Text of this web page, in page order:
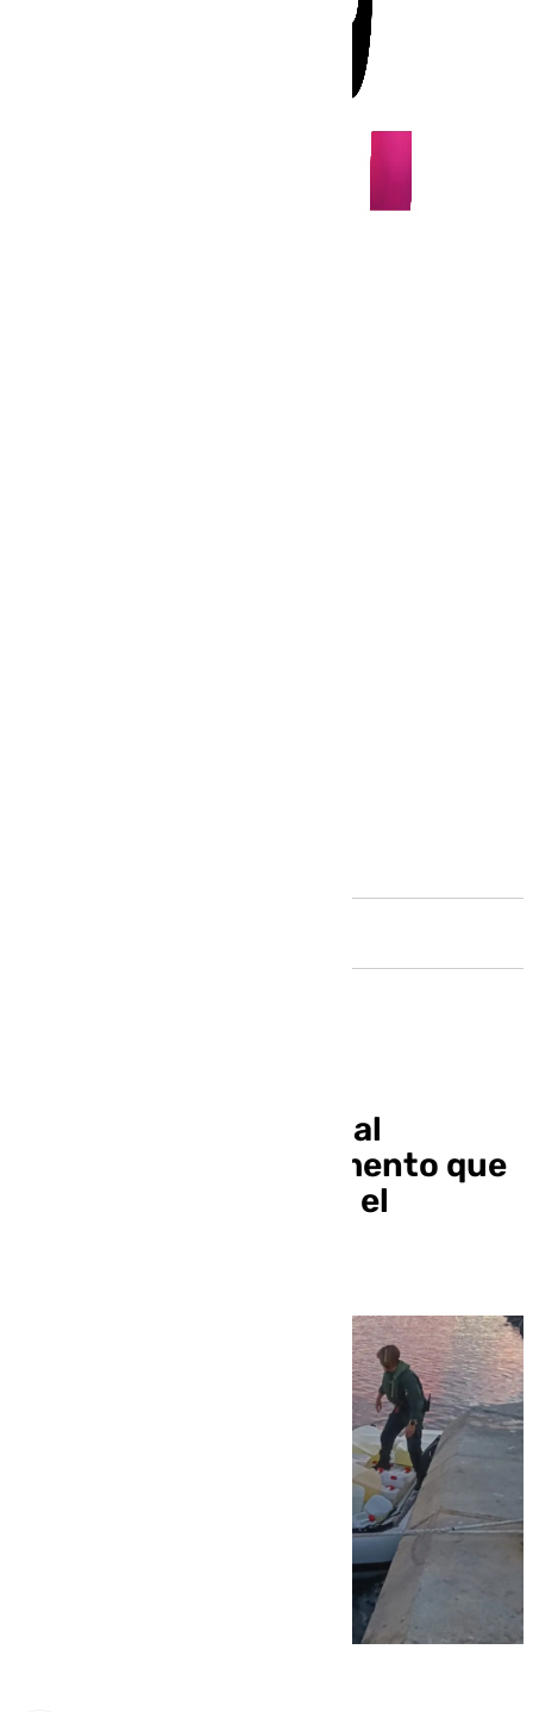
El PP andaluz exigirá al
Gobierno en el Parlamento que
tome medidas contra el